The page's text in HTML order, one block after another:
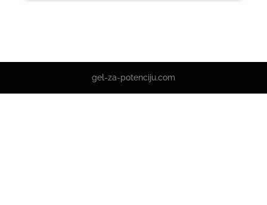
gel-za-potenciju.com